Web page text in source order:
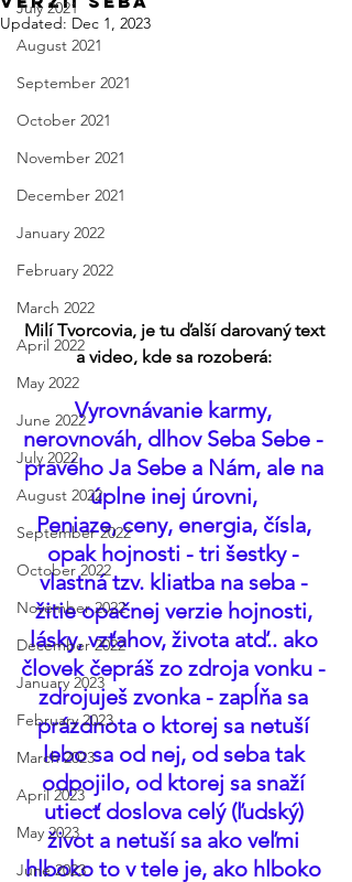
July 2021
August 2021
September 2021
October 2021
November 2021
December 2021
January 2022
February 2022
March 2022
April 2022
May 2022
June 2022
July 2022
August 2022
September 2022
October 2022
November 2022
December 2022
January 2023
February 2023
March 2023
April 2023
May 2023
June 2023
Updated: Dec 1, 2023
Milí Tvorcovia, je tu ďalší darovaný text
a video, kde sa rozoberá:
Vyrovnávanie karmy,
nerovnováh, dlhov Seba Sebe -
pravého Ja Sebe a Nám, ale na
úplne inej úrovni,
Peniaze, ceny, energia, čísla,
opak hojnosti - tri šestky -
vlastná tzv. kliatba na seba -
žitie opačnej verzie hojnosti,
lásky, vzťahov, života atď.. ako
človek čepráš zo zdroja vonku -
zdrojuješ zvonka - zapĺňa sa
prázdnota o ktorej sa netuší
lebo sa od nej, od seba tak
odpojilo, od ktorej sa snaží
utiecť doslova celý (ľudský)
život a netuší sa ako veľmi
hlboko to v tele je, ako hlboko